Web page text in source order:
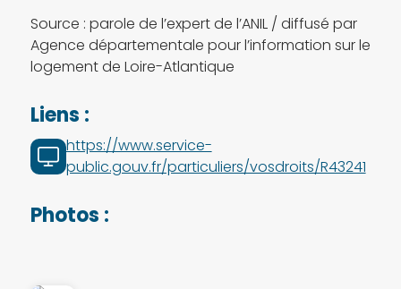
Source : parole de l’expert de l’ANIL / diffusé par
Agence départementale pour l’information sur le
logement de Loire-Atlantique
Liens :
https://www.service-
public.gouv.fr/particuliers/vosdroits/R43241
Photos :